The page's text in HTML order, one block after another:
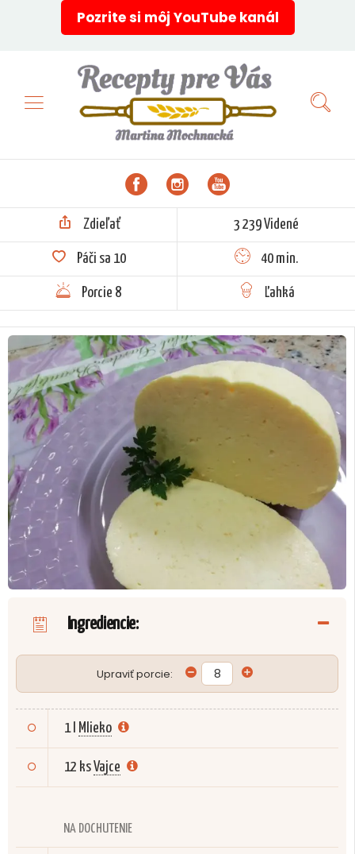
Pozrite si môj YouTube kanál
Zdieľať 3 239 Videné
Páči sa 10 40 min.
Porcie 8 Ľahká
Ingrediencie:
Upraviť porcie:
1 l Mlieko
12 ksVajce
NA DOCHUTENIE